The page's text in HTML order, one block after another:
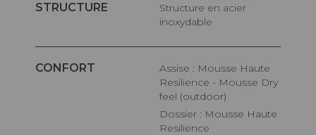
STRUCTURE
Structure en acier
inoxydable
CONFORT
Assise : Mousse Haute
Resilience - Mousse Dry
feel (outdoor)
Dossier : Mousse Haute
Resilience